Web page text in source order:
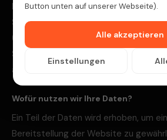
Einwilligung beim Besuch der Website
Systeme erfasst. Das sind vor allem
(z. B. Internetbrowser,
Seitenaufrufs). Die Erfassung dieser
automatisch, sobald Sie diese
Wofür nutzen wir Ihre Daten?
Ein Teil der Daten wird erhoben, um
Bereitstellung der Website zu
Button unten auf unserer Webseite).
Einstellungen
Alle akzeptieren